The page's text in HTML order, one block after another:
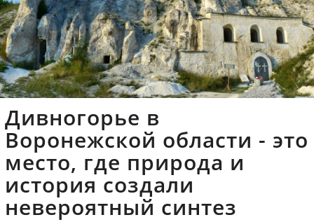
Дивногорье в
Воронежской области - это
место, где природа и
история создали
невероятный синтез